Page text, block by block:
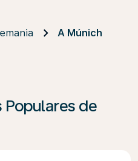
A Múnich
de